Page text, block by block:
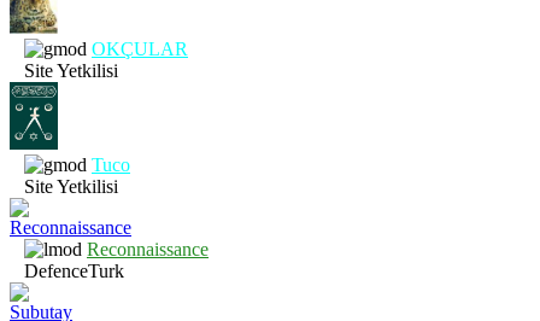
OKÇULAR
Site Yetkilisi
Tuco
Site Yetkilisi
Reconnaissance
DefenceTurk